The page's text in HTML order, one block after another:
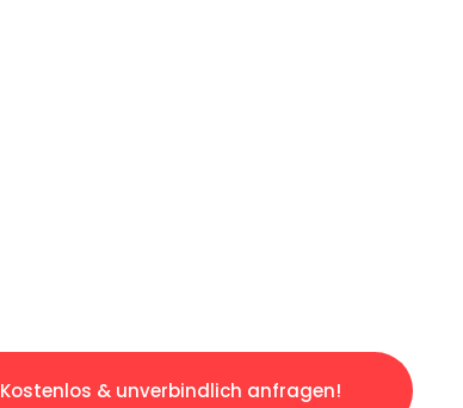
Kostenlos & unverbindlich anfragen!